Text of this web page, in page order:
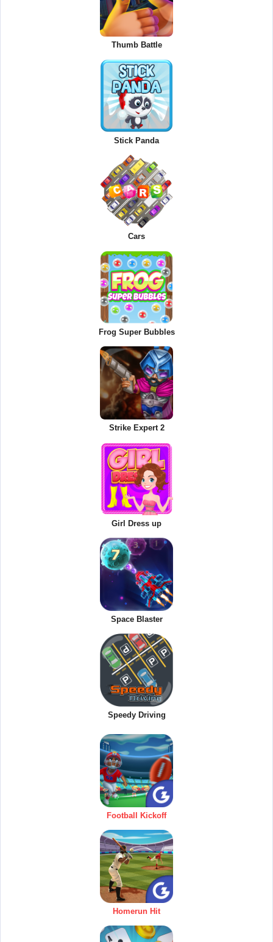
Thumb Battle
Stick Panda
Cars
Frog Super Bubbles
Strike Expert 2
Girl Dress up
Space Blaster
Speedy Driving
Football Kickoff
Homerun Hit